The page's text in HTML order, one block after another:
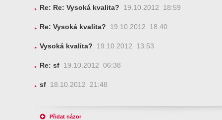
Re: Re: Vysoká kvalita? 19.10.2012 18:59
Re: Vysoká kvalita? 19.10.2012 18:40
Vysoká kvalita? 19.10.2012 13:53
Re: sf 19.10.2012 06:38
sf 18.10.2012 21:48
Přidat názor